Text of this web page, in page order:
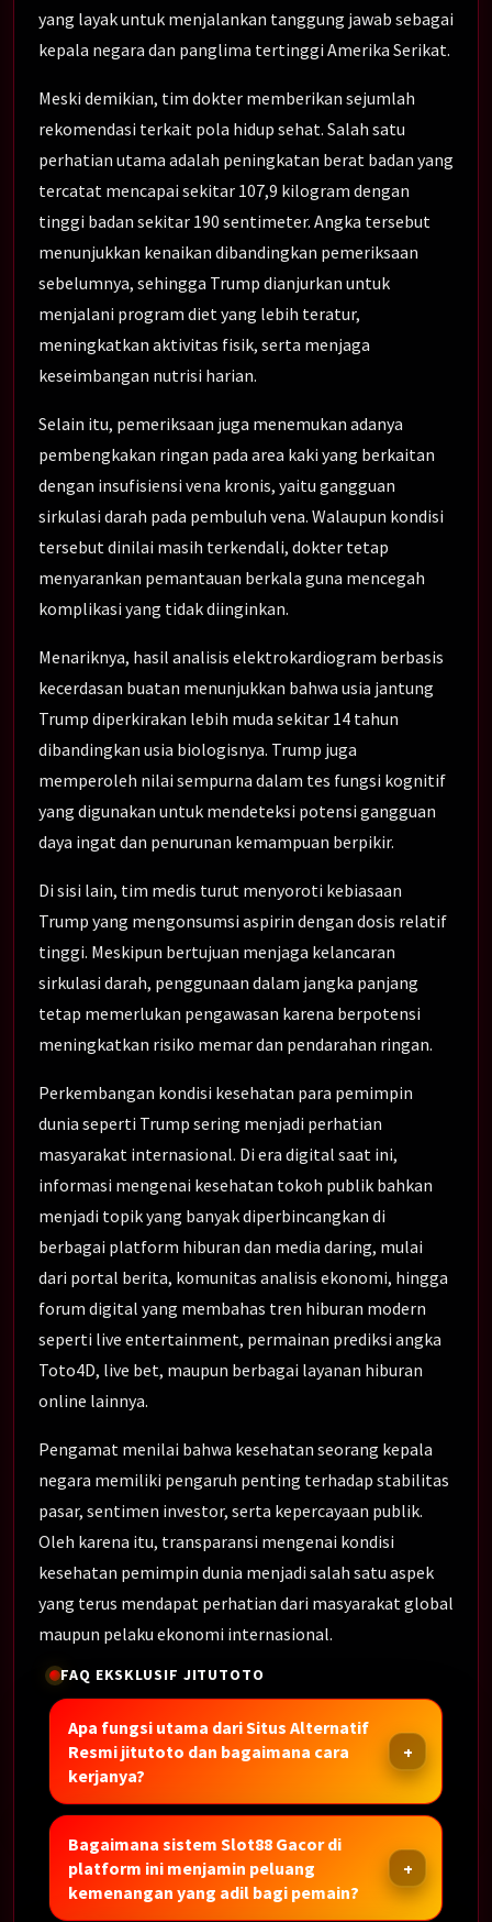
yang layak untuk menjalankan tanggung jawab sebagai
kepala negara dan panglima tertinggi Amerika Serikat.
Meski demikian, tim dokter memberikan sejumlah
rekomendasi terkait pola hidup sehat. Salah satu
perhatian utama adalah peningkatan berat badan yang
tercatat mencapai sekitar 107,9 kilogram dengan
tinggi badan sekitar 190 sentimeter. Angka tersebut
menunjukkan kenaikan dibandingkan pemeriksaan
sebelumnya, sehingga Trump dianjurkan untuk
menjalani program diet yang lebih teratur,
meningkatkan aktivitas fisik, serta menjaga
keseimbangan nutrisi harian.
Selain itu, pemeriksaan juga menemukan adanya
pembengkakan ringan pada area kaki yang berkaitan
dengan insufisiensi vena kronis, yaitu gangguan
sirkulasi darah pada pembuluh vena. Walaupun kondisi
tersebut dinilai masih terkendali, dokter tetap
menyarankan pemantauan berkala guna mencegah
komplikasi yang tidak diinginkan.
Menariknya, hasil analisis elektrokardiogram berbasis
kecerdasan buatan menunjukkan bahwa usia jantung
Trump diperkirakan lebih muda sekitar 14 tahun
dibandingkan usia biologisnya. Trump juga
memperoleh nilai sempurna dalam tes fungsi kognitif
yang digunakan untuk mendeteksi potensi gangguan
daya ingat dan penurunan kemampuan berpikir.
Di sisi lain, tim medis turut menyoroti kebiasaan
Trump yang mengonsumsi aspirin dengan dosis relatif
tinggi. Meskipun bertujuan menjaga kelancaran
sirkulasi darah, penggunaan dalam jangka panjang
tetap memerlukan pengawasan karena berpotensi
meningkatkan risiko memar dan pendarahan ringan.
Perkembangan kondisi kesehatan para pemimpin
dunia seperti Trump sering menjadi perhatian
masyarakat internasional. Di era digital saat ini,
informasi mengenai kesehatan tokoh publik bahkan
menjadi topik yang banyak diperbincangkan di
berbagai platform hiburan dan media daring, mulai
dari portal berita, komunitas analisis ekonomi, hingga
forum digital yang membahas tren hiburan modern
seperti live entertainment, permainan prediksi angka
Toto4D, live bet, maupun berbagai layanan hiburan
online lainnya.
Pengamat menilai bahwa kesehatan seorang kepala
negara memiliki pengaruh penting terhadap stabilitas
pasar, sentimen investor, serta kepercayaan publik.
Oleh karena itu, transparansi mengenai kondisi
kesehatan pemimpin dunia menjadi salah satu aspek
yang terus mendapat perhatian dari masyarakat global
maupun pelaku ekonomi internasional.
FAQ EKSKLUSIF JITUTOTO
Apa fungsi utama dari Situs Alternatif
Resmi jitutoto dan bagaimana cara
kerjanya?
Bagaimana sistem Slot88 Gacor di
platform ini menjamin peluang
kemenangan yang adil bagi pemain?